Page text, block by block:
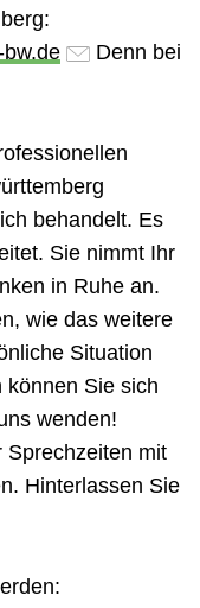
:
Denn bei
behandelt. Es
Sie nimmt Ihr
in Ruhe an.
wie das weitere
Situation
können Sie sich
wenden!
Sprechzeiten mit
Hinterlassen Sie